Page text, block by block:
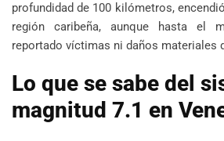
profundidad de 100 kilómetros,
región caribeña, aunque hasta el
reportado víctimas ni daños materiales
Lo que se sabe del
magnitud 7.1 en